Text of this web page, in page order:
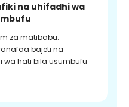
na uhifadhi wa
za matibabu.
bajeti na
wa hati bila usumbufu